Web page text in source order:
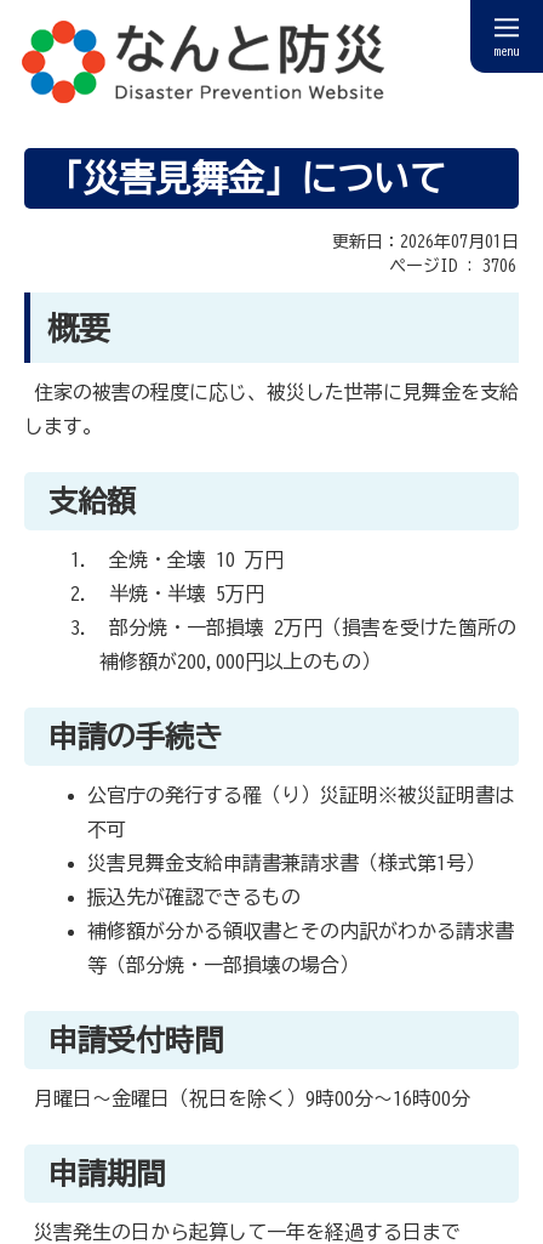
menu
「災害見舞金」について
更新日：2026年07月01日
ページID : 3706
概要
住家の被害の程度に応じ、被災した世帯に見舞金を支給
します。
支給額
全焼・全壊 10 万円
半焼・半壊 5万円
部分焼・一部損壊 2万円（損害を受けた箇所の
補修額が200,000円以上のもの）
申請の手続き
公官庁の発行する罹（り）災証明※被災証明書は
不可
災害見舞金支給申請書兼請求書（様式第1号）
振込先が確認できるもの
補修額が分かる領収書とその内訳がわかる請求書
等（部分焼・一部損壊の場合）
申請受付時間
月曜日～金曜日（祝日を除く）9時00分～16時00分
申請期間
災害発生の日から起算して一年を経過する日まで